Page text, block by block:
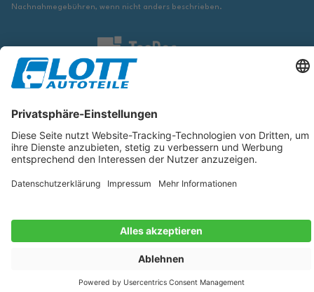
Nachnahmegebühren, wenn nicht anders beschrieben.
Wir sind verpflichtet Sie darauf hinzuweisen, dass Sie ggf. ergänzende
entspricht und für das betreffende Automobil passt.
Die hier angezeigten Daten, insbesondere die gesamte Datenbank, dürfen
nicht kopiert werden. Es ist zu unterlassen, die Daten oder die gesamte
verbreiten und/oder diese Handlungen durch Dritte ausführen zu lassen.